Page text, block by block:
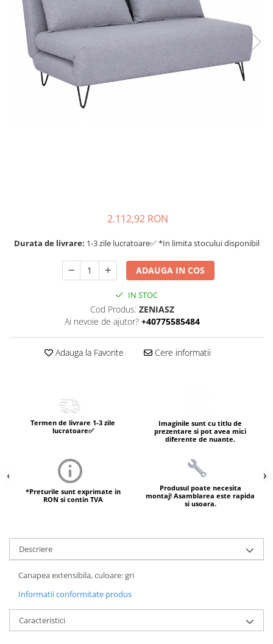
2.112,92 RON
Durata de livrare: 1-3 zile lucratoare✅ *In limita stocului disponibil
ADAUGA IN COS
IN STOC
Cod Produs: ZENIASZ
Ai nevoie de ajutor? +40775585484
Adauga la Favorite Cere informatii
Termen de livrare 1-3 zile
lucratoare✅
Imaginile sunt cu titlu de
prezentare si pot avea mici
diferente de nuante.
*Preturile sunt exprimate in
RON si contin TVA
Produsul poate necesita
montaj! Asamblarea este rapida
si usoara.
Descriere
Canapea extensibila, culoare: gri
Informatii conformitate produs
Caracteristici